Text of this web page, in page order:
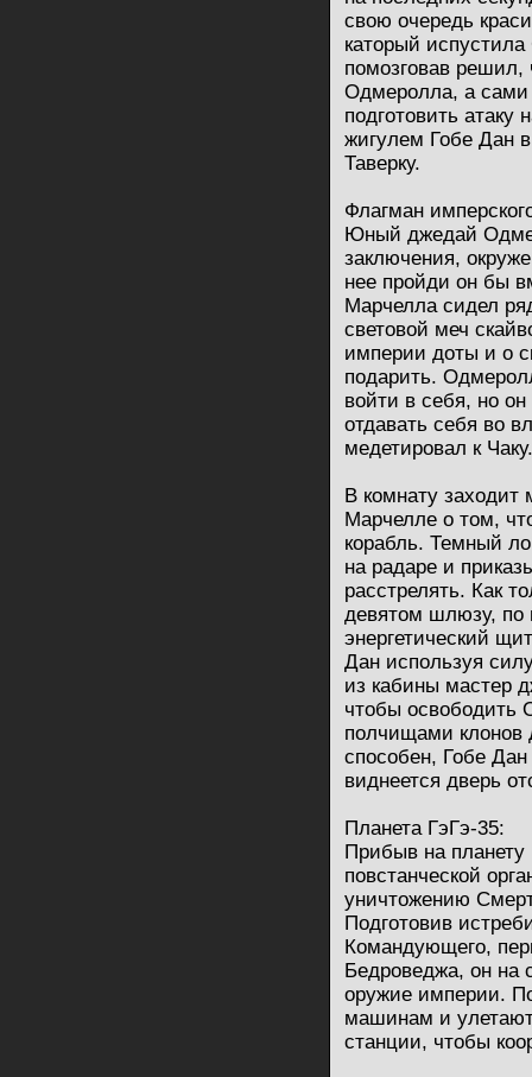
свою очередь
каторый
помозговав решил,
Одмеролла, а сами
подготовить
жигулем Гобе Дан
Таверку.
Флагман
Юный джедай
заключения,
нее пройди он бы
Марчелла сидел
световой меч
империи доты и о
подарить.
войти в себя, но
отдавать себя во
медетировал к Чаку.
В комнату заходит
Марчелле о том,
корабль. Темный
на радаре и
расстрелять. Как
девятом шлюзу, по
энергетический
Дан используя
из кабины мастер
чтобы освободить
полчищами клонов
способен, Гобе Дан
виднеется дверь
Планета ГэГэ-35:
Прибыв на планету
повстанческой
уничтожению
Подготовив
Командующего,
Бедроведжа, он на
оружие империи.
машинам и
станции, чтобы